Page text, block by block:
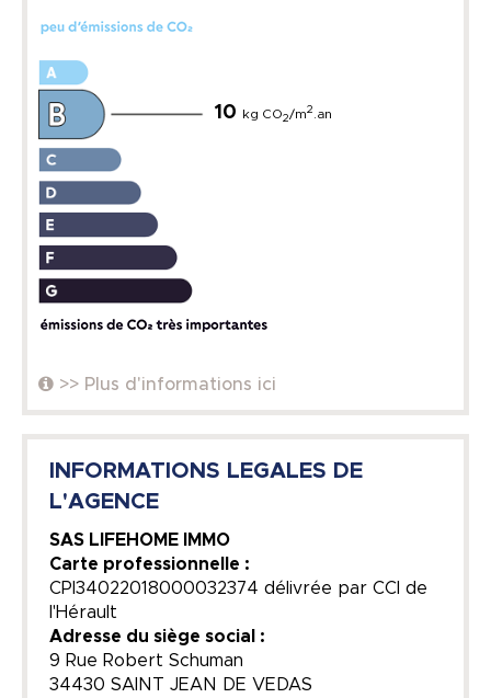
10 kg CO2/m2 .an
>> Plus d'informations ici
INFORMATIONS LEGALES DE
L'AGENCE
SAS LIFEHOME IMMO
Carte professionnelle :
CPI34022018000032374 délivrée par CCI de
l'Hérault
Adresse du siège social :
9 Rue Robert Schuman
34430 SAINT JEAN DE VEDAS